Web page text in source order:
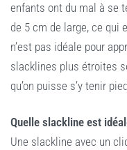
enfants ont du mal à se
de 5 cm de large, ce qui
n’est pas idéale pour
slacklines plus étroites
qu’on puisse s’y tenir
Quelle slackline est
Une slackline avec un